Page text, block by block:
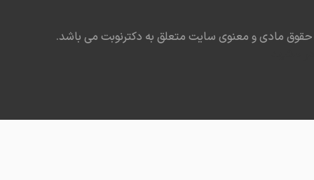
مادی و معنوی سایت متعلق به دکترنوبت می باشد.